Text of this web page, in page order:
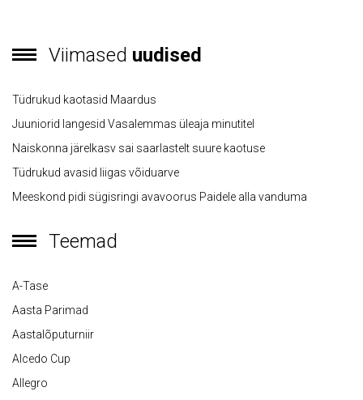
Viimased uudised
Tüdrukud kaotasid Maardus
Juuniorid langesid Vasalemmas üleaja minutitel
Naiskonna järelkasv sai saarlastelt suure kaotuse
Tüdrukud avasid liigas võiduarve
Meeskond pidi sügisringi avavoorus Paidele alla vanduma
Teemad
A-Tase
Aasta Parimad
Aastalõputurniir
Alcedo Cup
Allegro